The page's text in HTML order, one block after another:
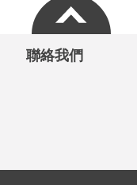
聯絡我們